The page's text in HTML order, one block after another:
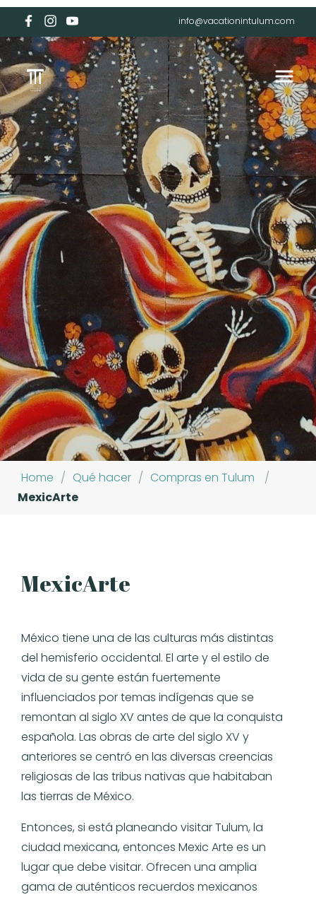
info@vacationintulum.com
Home / Qué hacer / Compras en Tulum
/
MexicArte
MexicArte
México tiene una de las culturas más distintas
del hemisferio occidental. El arte y el estilo de
vida de su gente están fuertemente
influenciados por temas indígenas que se
remontan al siglo XV antes de que la conquista
española. Las obras de arte del siglo XV y
anteriores se centró en las diversas creencias
religiosas de las tribus nativas que habitaban
las tierras de México.
Entonces, si está planeando visitar Tulum, la
ciudad mexicana, entonces Mexic Arte es un
lugar que debe visitar. Ofrecen una amplia
gama de auténticos recuerdos mexicanos